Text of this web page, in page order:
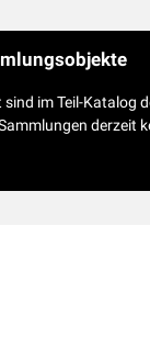
im Teil-Katalog
derzeit